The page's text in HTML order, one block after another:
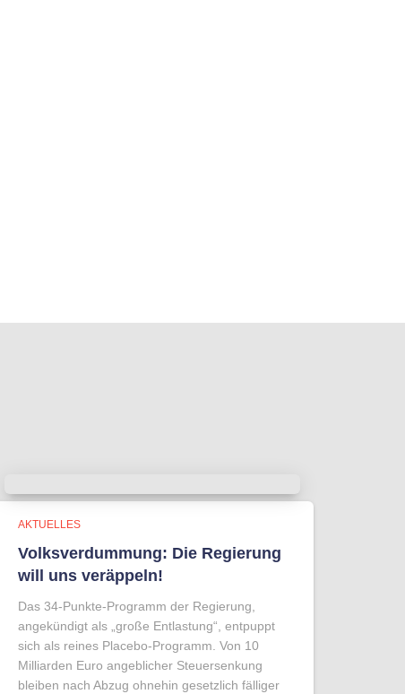
AKTUELLES
Volksverdummung: Die Regierung
will uns veräppeln!
Das 34-Punkte-Programm der Regierung,
angekündigt als „große Entlastung“, entpuppt
sich als reines Placebo-Programm. Von 10
Milliarden Euro angeblicher Steuersenkung
bleiben nach Abzug ohnehin gesetzlich fälliger